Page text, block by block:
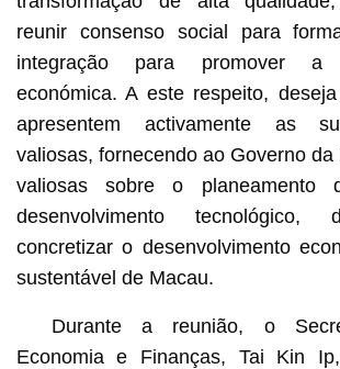
reunir consenso social para
integração para promover a
económica. A este respeito,
apresentem activamente as
valiosas, fornecendo ao Governo
valiosas sobre o planeamento
desenvolvimento
concretizar o desenvolvimento
sustentável de Macau.
Durante a reunião, o
Economia e Finanças, Tai Kin